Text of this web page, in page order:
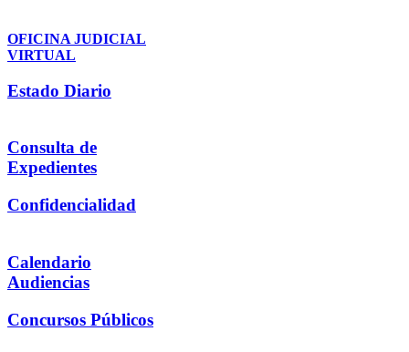
OFICINA JUDICIAL
VIRTUAL
Estado Diario
Consulta de
Expedientes
Confidencialidad
Calendario
Audiencias
Concursos Públicos